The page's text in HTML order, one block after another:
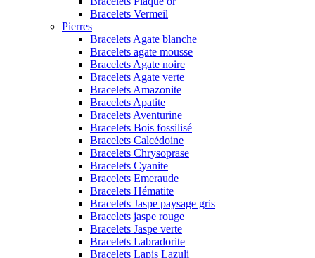
Bracelets Vermeil
Pierres
Bracelets Agate blanche
Bracelets agate mousse
Bracelets Agate noire
Bracelets Agate verte
Bracelets Amazonite
Bracelets Apatite
Bracelets Aventurine
Bracelets Bois fossilisé
Bracelets Calcédoine
Bracelets Chrysoprase
Bracelets Cyanite
Bracelets Emeraude
Bracelets Hématite
Bracelets Jaspe paysage gris
Bracelets jaspe rouge
Bracelets Jaspe verte
Bracelets Labradorite
Bracelets Lapis Lazuli